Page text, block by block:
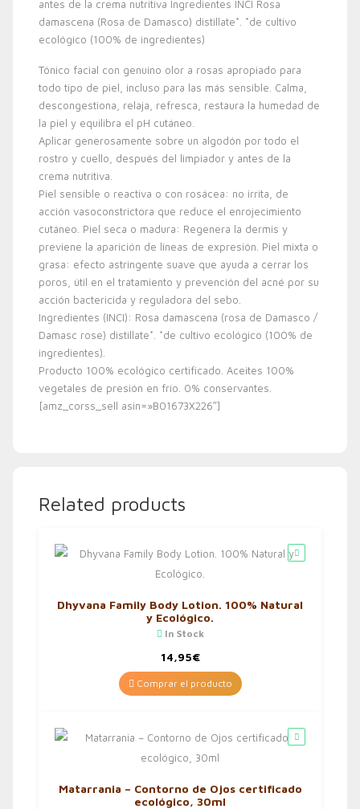
antes de la crema nutritiva Ingredientes INCI Rosa
damascena (Rosa de Damasco) distillate*. *de cultivo
ecológico (100% de ingredientes)
Tónico facial con genuino olor a rosas apropiado para
todo tipo de piel, incluso para las más sensible. Calma,
descongestiona, relaja, refresca, restaura la humedad de
la piel y equilibra el pH cutáneo.
Aplicar generosamente sobre un algodón por todo el
rostro y cuello, después del limpiador y antes de la
crema nutritiva.
Piel sensible o reactiva o con rosácea: no irrita, de
acción vasoconstrictora que reduce el enrojecimiento
cutáneo. Piel seca o madura: Regenera la dermis y
previene la aparición de líneas de expresión. Piel mixta o
grasa: efecto astringente suave que ayuda a cerrar los
poros, útil en el tratamiento y prevención del acné por su
acción bactericida y reguladora del sebo.
Ingredientes (INCI): Rosa damascena (rosa de Damasco /
Damasc rose) distillate*. *de cultivo ecológico (100% de
ingredientes).
Producto 100% ecológico certificado. Aceites 100%
vegetales de presión en frío. 0% conservantes.
[amz_corss_sell asin=»B01673X226″]
Related products
Dhyvana Family Body Lotion. 100% Natural
y Ecológico.
In Stock
14,95€
Comprar el producto
Matarrania – Contorno de Ojos certificado
ecológico, 30ml